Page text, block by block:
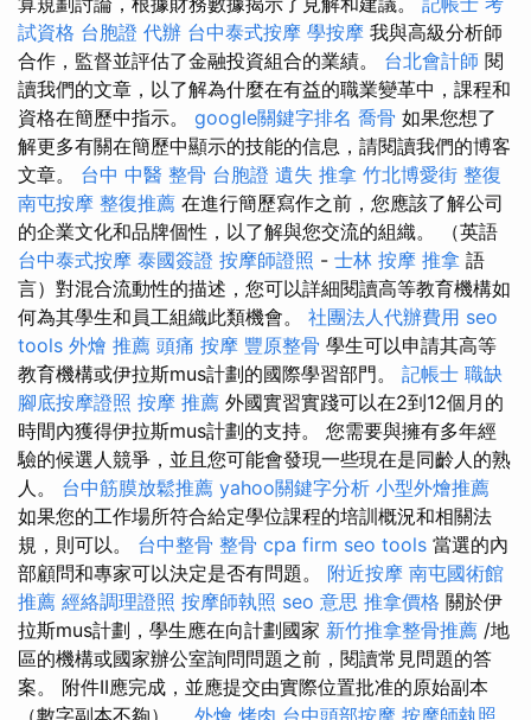
試資格 台胞證 代辦 台中泰式按摩 學按摩 我與高級分析師
合作，監督並評估了金融投資組合的業績。 台北會計師 閱
讀我們的文章，以了解為什麼在有益的職業變革中，課程和
資格在簡歷中指示。 google關鍵字排名 喬骨 如果您想了
解更多有關在簡歷中顯示的技能的信息，請閱讀我們的博客
文章。 台中 中醫 整骨 台胞證 遺失 推拿 竹北博愛街 整復
南屯按摩 整復推薦 在進行簡歷寫作之前，您應該了解公司
的企業文化和品牌個性，以了解與您交流的組織。 （英語
台中泰式按摩 泰國簽證 按摩師證照 - 士林 按摩 推拿 語
言）對混合流動性的描述，您可以詳細閱讀高等教育機構如
何為其學生和員工組織此類機會。 社團法人代辦費用 seo
tools 外燴 推薦 頭痛 按摩 豐原整骨 學生可以申請其高等
教育機構或伊拉斯mus計劃的國際學習部門。 記帳士 職缺
腳底按摩證照 按摩 推薦 外國實習實踐可以在2到12個月的
時間內獲得伊拉斯mus計劃的支持。 您需要與擁有多年經
驗的候選人競爭，並且您可能會發現一些現在是同齡人的熟
人。 台中筋膜放鬆推薦 yahoo關鍵字分析 小型外燴推薦
如果您的工作場所符合給定學位課程的培訓概況和相關法
規，則可以。 台中整骨 整骨 cpa firm seo tools 當選的內
部顧問和專家可以決定是否有問題。 附近按摩 南屯國術館
推薦 經絡調理證照 按摩師執照 seo 意思 推拿價格 關於伊
拉斯mus計劃，學生應在向計劃國家 新竹推拿整骨推薦 /地
區的機構或國家辦公室詢問問題之前，閱讀常見問題的答
案。 附件II應完成，並應提交由實際位置批准的原始副本
（數字副本不夠）。 外燴 烤肉 台中頭部按摩 按摩師執照